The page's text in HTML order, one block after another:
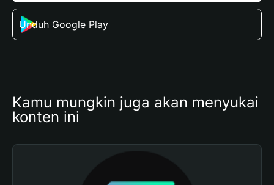
Unduh Google Play
Kamu mungkin juga akan menyukai
konten ini